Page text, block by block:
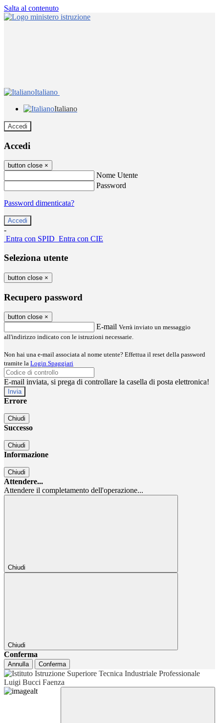
Salta al contenuto
Italiano
Italiano
Accedi
Accedi
button close ×
Nome Utente
Password
Password dimenticata?
-
Entra con SPID Entra con CIE
Seleziona utente
button close ×
Recupero password
button close ×
E-mail Verrà inviato un messaggio
all'indirizzo indicato con le istruzioni necessarie.
Non hai una e-mail associata al nome utente? Effettua il reset della password
tramite la Login Spaggiari
E-mail inviata, si prega di controllare la casella di posta elettronica!
Errore
Chiudi
Successo
Chiudi
Informazione
Chiudi
Attendere...
Attendere il completamento dell'operazione...
Chiudi
Chiudi
Conferma
Annulla Conferma